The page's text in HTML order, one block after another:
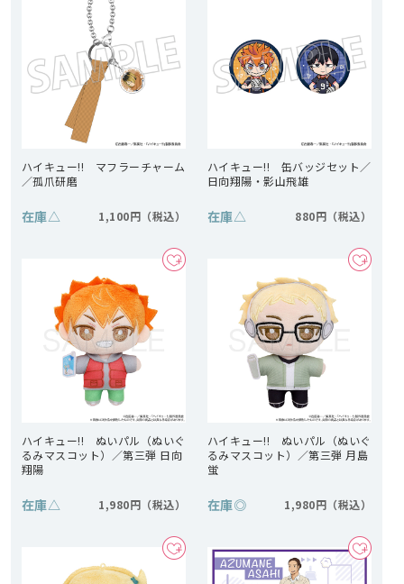
ハイキュー!! マフラーチャーム
／孤爪研磨
在庫△ 1,100円
ハイキュー!! 缶バッジセット／
日向翔陽・影山飛雄
在庫△ 880円
ハイキュー!! ぬいパル（ぬいぐ
るみマスコット）／第三弾 日向
翔陽
在庫△ 1,980円
ハイキュー!! ぬいパル（ぬいぐ
るみマスコット）／第三弾 月島
蛍
在庫◎ 1,980円